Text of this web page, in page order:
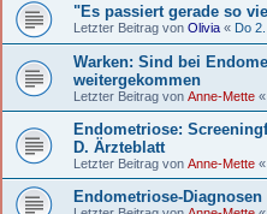
"Es passiert gerade so
Letzter Beitrag von Olivia « Do
Warken: Sind bei
weitergekommen
Letzter Beitrag von Anne-Mette «
Endometriose:
D. Ärzteblatt
Letzter Beitrag von Anne-Mette «
Endo­me­triose-